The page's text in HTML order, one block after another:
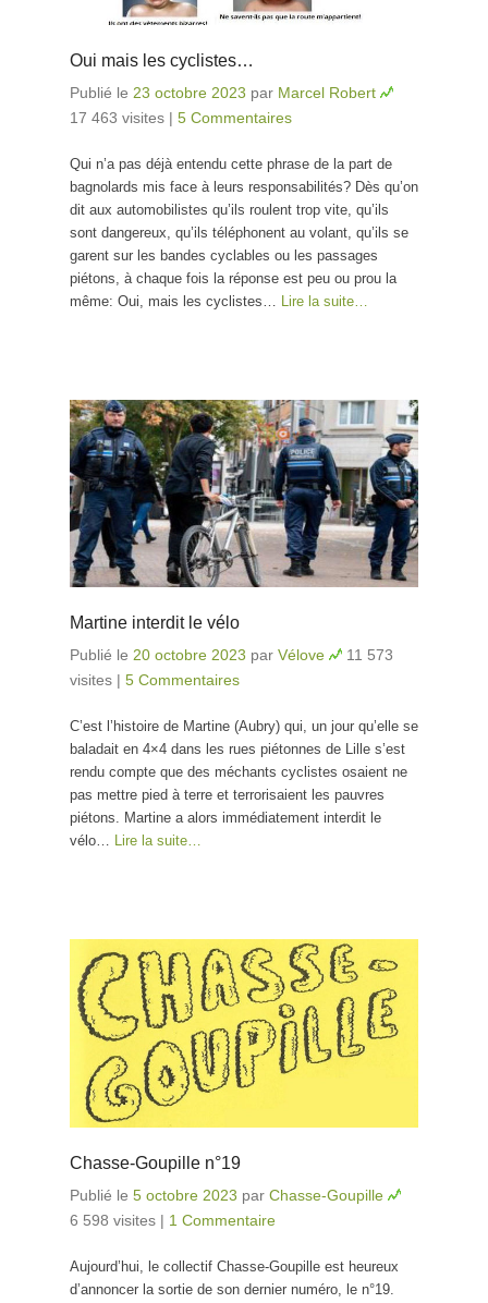
Oui mais les cyclistes…
Publié le 23 octobre 2023 par Marcel Robert
17 463 visites | 5 Commentaires
Qui n’a pas déjà entendu cette phrase de la part de
bagnolards mis face à leurs responsabilités? Dès qu’on
dit aux automobilistes qu’ils roulent trop vite, qu’ils
sont dangereux, qu’ils téléphonent au volant, qu’ils se
garent sur les bandes cyclables ou les passages
piétons, à chaque fois la réponse est peu ou prou la
même: Oui, mais les cyclistes… Lire la suite…
Martine interdit le vélo
Publié le 20 octobre 2023 par Vélove
11 573
visites | 5 Commentaires
C’est l’histoire de Martine (Aubry) qui, un jour qu’elle se
baladait en 4×4 dans les rues piétonnes de Lille s’est
rendu compte que des méchants cyclistes osaient ne
pas mettre pied à terre et terrorisaient les pauvres
piétons. Martine a alors immédiatement interdit le
vélo… Lire la suite…
Chasse-Goupille n°19
Publié le 5 octobre 2023 par Chasse-Goupille
6 598 visites | 1 Commentaire
Aujourd’hui, le collectif Chasse-Goupille est heureux
d’annoncer la sortie de son dernier numéro, le n°19.